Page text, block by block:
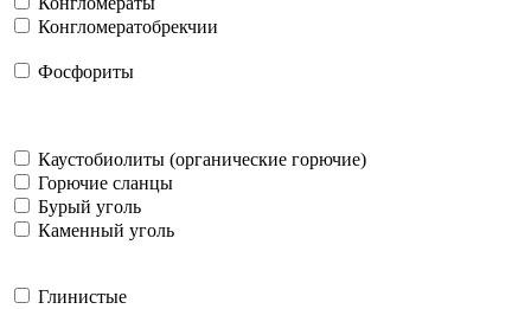
Конгломератобрекчии
Фосфориты
Каустобиолиты (органические горючие)
Горючие сланцы
Бурый уголь
Каменный уголь
Глинистые